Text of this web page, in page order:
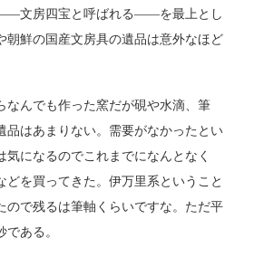
文房四宝と呼ばれる――を最上とし
朝鮮の国産文房具の遺品は意外なほど
んでも作った窯だが硯や水滴、筆
品はあまりない。需要がなかったとい
気になるのでこれまでになんとなく
どを買ってきた。伊万里系ということ
ので残るは筆軸くらいですな。ただ平
ある。